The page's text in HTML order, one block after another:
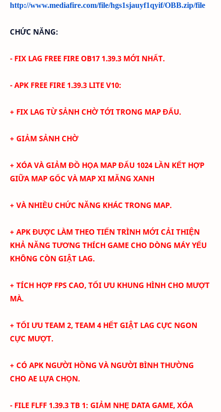
http://www.mediafire.com/file/hgs1sjauyf1qyif/OBB.zip/file
CHỨC NĂNG:
- FIX LAG FREE FIRE OB17 1.39.3 MỚI NHẤT.
- APK FREE FIRE 1.39.3 LITE V10:
+ FIX LAG TỪ SẢNH CHỜ TỚI TRONG MAP ĐẤU.
+ GIẢM SẢNH CHỜ
+ XÓA VÀ GIẢM ĐỒ HỌA MAP ĐẤU 1024 LẦN KẾT HỢP
GIỮA MAP GỐC VÀ MAP XI MĂNG XANH
+ VÀ NHIỀU CHỨC NĂNG KHÁC TRONG MAP.
+ APK ĐƯỢC LÀM THEO TIẾN TRÌNH MỚI CẢI THIỆN
KHẢ NĂNG TƯƠNG THÍCH GAME CHO DÒNG MÁY YẾU
KHÔNG CÒN GIẬT LAG.
+ TÍCH HỢP FPS CAO, TỐI ƯU KHUNG HÌNH CHO MƯỢT
MÀ.
+ TỐI ƯU TEAM 2, TEAM 4 HẾT GIẬT LAG CỰC NGON
CỰC MƯỢT.
+ CÓ APK NGƯỜI HỒNG VÀ NGƯỜI BÌNH THƯỜNG
CHO AE LỰA CHỌN.
- FILE FLFF 1.39.3 TB 1: GIẢM NHẸ DATA GAME, XÓA